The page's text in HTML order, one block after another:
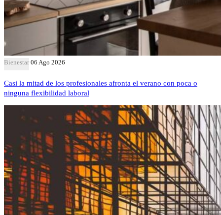
Bienestar 06 Ago 2026
Casi la mitad de los profesionales afronta el verano con poca o
ninguna flexibilidad laboral